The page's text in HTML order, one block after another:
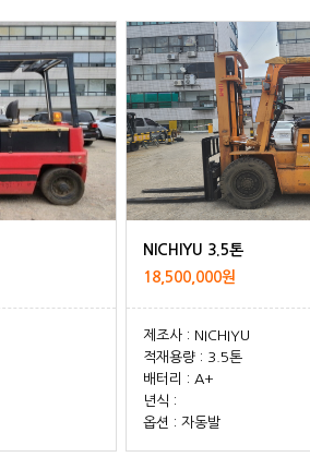
NICHIYU 3.5톤
18,500,000원
제조사 : NICHIYU
적재용량 : 3.5톤
배터리 : A+
년식 :
옵션 : 자동발